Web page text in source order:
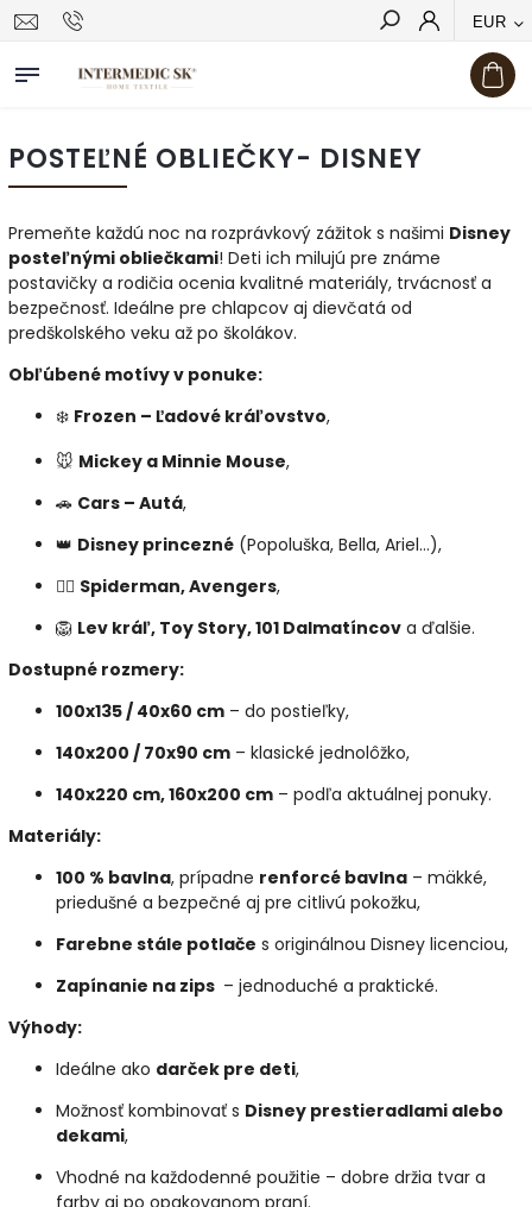
EUR
Hľadať
POSTEĽNÉ OBLIEČKY- DISNEY
Premeňte každú noc na rozprávkový zážitok s našimi Disney
posteľnými obliečkami! Deti ich milujú pre známe
postavičky a rodičia ocenia kvalitné materiály, trvácnosť a
bezpečnosť. Ideálne pre chlapcov aj dievčatá od
predškolského veku až po školákov.
Obľúbené motívy v ponuke:
❄️ Frozen – Ľadové kráľovstvo,
🐭 Mickey a Minnie Mouse,
🚗 Cars – Autá,
👑 Disney princezné (Popoluška, Bella, Ariel...),
🦸‍♂️ Spiderman, Avengers,
🦁 Lev kráľ, Toy Story, 101 Dalmatíncov a ďalšie.
Dostupné rozmery:
100x135 / 40x60 cm – do postieľky,
140x200 / 70x90 cm – klasické jednolôžko,
140x220 cm, 160x200 cm – podľa aktuálnej ponuky.
Materiály:
100 % bavlna, prípadne renforcé bavlna – mäkké,
priedušné a bezpečné aj pre citlivú pokožku,
Farebne stále potlače s originálnou Disney licenciou,
Zapínanie na zips – jednoduché a praktické.
Výhody:
Ideálne ako darček pre deti,
Možnosť kombinovať s Disney prestieradlami alebo
dekami,
Vhodné na každodenné použitie – dobre držia tvar a
farby aj po opakovanom praní.